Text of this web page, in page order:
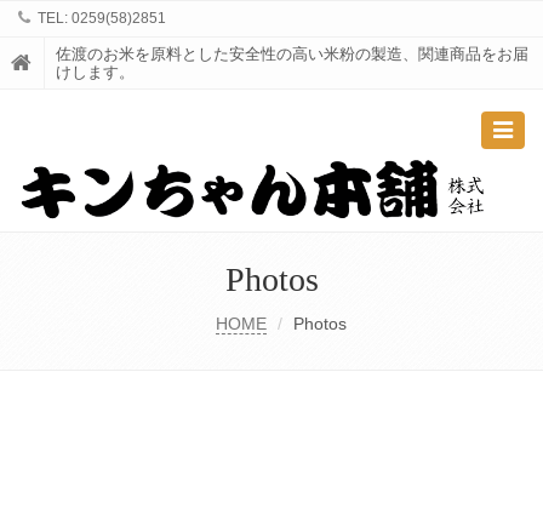
TEL: 0259(58)2851
佐渡のお米を原料とした安全性の高い米粉の製造、関連商品をお届
けします。
Toggle
Photos
HOME Photos